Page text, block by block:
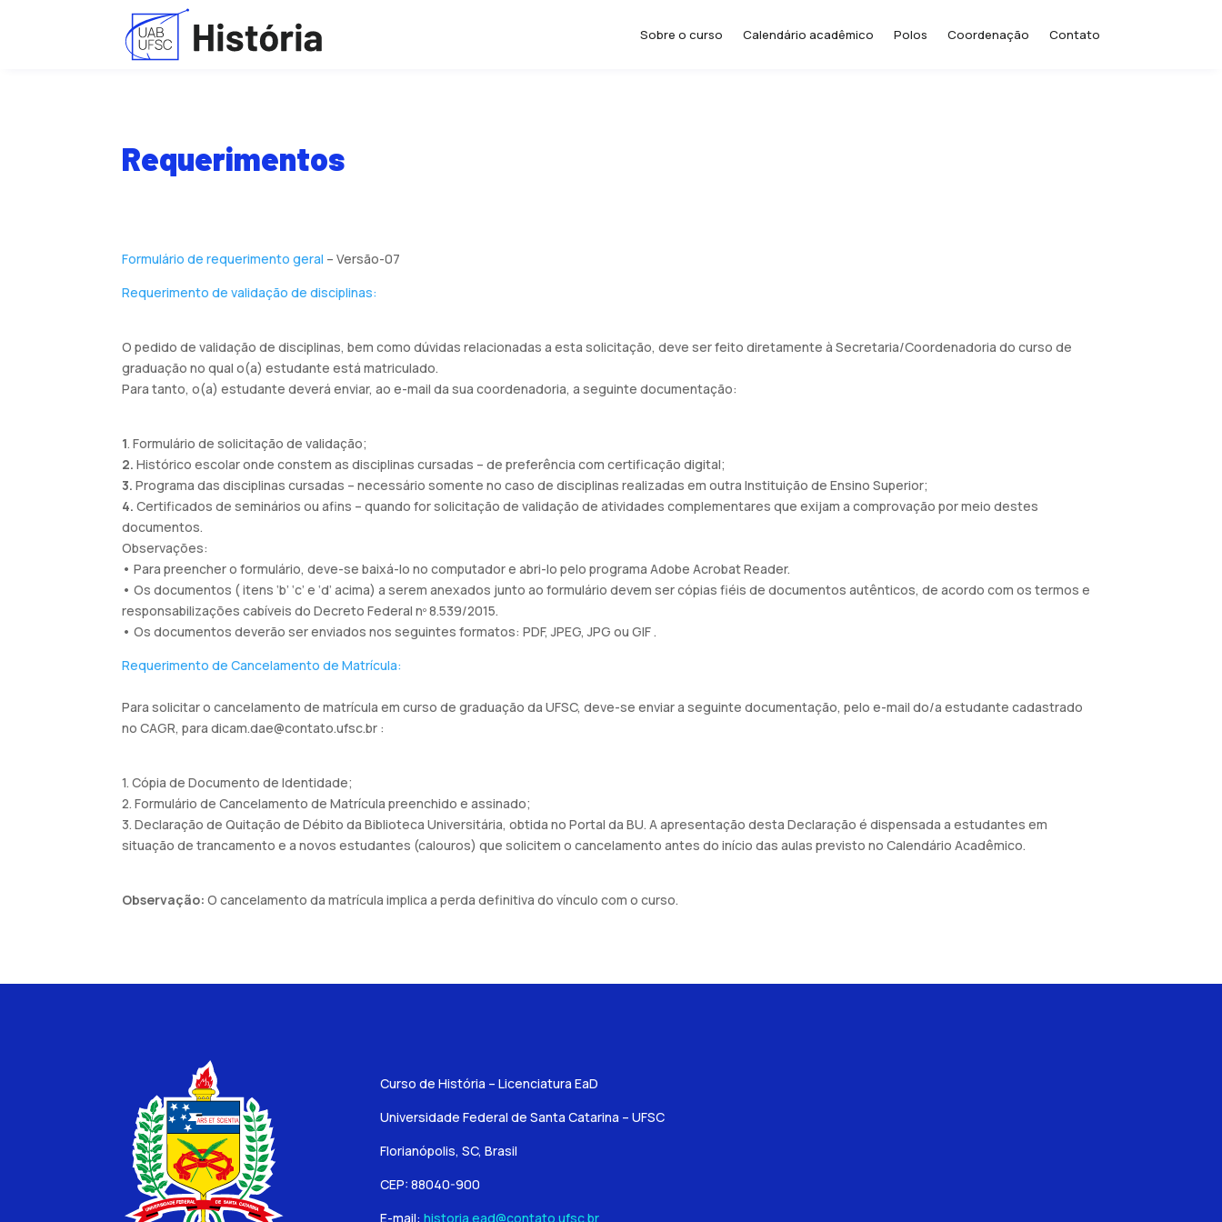
Sobre o curso Calendário acadêmico Polos Coordenação Contato
Requerimentos
Formulário de requerimento geral – Versão-07
Requerimento de validação de disciplinas:
O pedido de validação de disciplinas, bem como dúvidas relacionadas a esta solicitação, deve ser feito diretamente à Secretaria/Coordenadoria do curso de
graduação no qual o(a) estudante está matriculado.
Para tanto, o(a) estudante deverá enviar, ao e-mail da sua coordenadoria, a seguinte documentação:
1. Formulário de solicitação de validação;
2.Histórico escolar onde constem as disciplinas cursadas – de preferência com certificação digital;
3. Programa das disciplinas cursadas – necessário somente no caso de disciplinas realizadas em outra Instituição de Ensino Superior;
4.Certificados de seminários ou afins – quando for solicitação de validação de atividades complementares que exijam a comprovação por meio destes
documentos.
Observações:
• Para preencher o formulário, deve-se baixá-lo no computador e abri-lo pelo programa Adobe Acrobat Reader.
• Os documentos ( itens ‘b’ ‘c’ e ‘d’ acima) a serem anexados junto ao formulário devem ser cópias fiéis de documentos autênticos, de acordo com os termos e
responsabilizações cabíveis do Decreto Federal nº 8.539/2015.
• Os documentos deverão ser enviados nos seguintes formatos: PDF, JPEG, JPG ou GIF .
Requerimento de Cancelamento de Matrícula:
Para solicitar o cancelamento de matrícula em curso de graduação da UFSC, deve-se enviar a seguinte documentação, pelo e-mail do/a estudante cadastrado
no CAGR, para dicam.dae@contato.ufsc.br :
1. Cópia de Documento de Identidade;
2. Formulário de Cancelamento de Matrícula preenchido e assinado;
3. Declaração de Quitação de Débito da Biblioteca Universitária, obtida no Portal da BU. A apresentação desta Declaração é dispensada a estudantes em
situação de trancamento e a novos estudantes (calouros) que solicitem o cancelamento antes do início das aulas previsto no Calendário Acadêmico.
Observação: O cancelamento da matrícula implica a perda definitiva do vínculo com o curso.
Curso de História – Licenciatura EaD
Universidade Federal de Santa Catarina – UFSC
Florianópolis, SC, Brasil
CEP: 88040-900
E-mail: historia.ead@contato.ufsc.br